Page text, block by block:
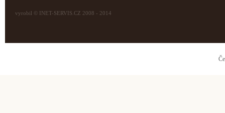
vyrobil © INET-SERVIS.CZ 2008 - 2014